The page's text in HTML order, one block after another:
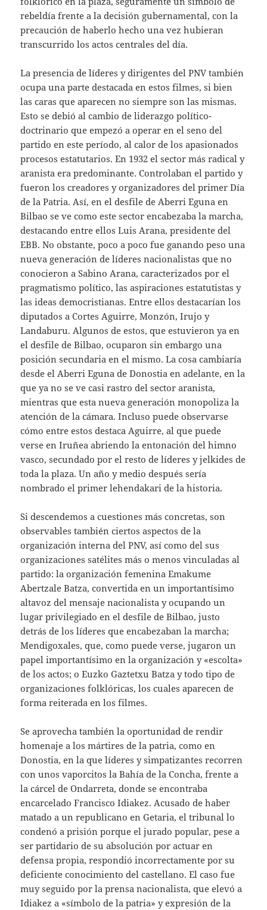
rebeldía frente a la decisión gubernamental, con la
precaución de haberlo hecho una vez hubieran
transcurrido los actos centrales del día.
La presencia de líderes y dirigentes del PNV también
ocupa una parte destacada en estos filmes, si bien
las caras que aparecen no siempre son las mismas.
Esto se debió al cambio de liderazgo político-
doctrinario que empezó a operar en el seno del
partido en este período, al calor de los apasionados
procesos estatutarios. En 1932 el sector más radical y
aranista era predominante. Controlaban el partido y
fueron los creadores y organizadores del primer Día
de la Patria. Así, en el desfile de Aberri Eguna en
Bilbao se ve como este sector encabezaba la marcha,
destacando entre ellos Luis Arana, presidente del
EBB. No obstante, poco a poco fue ganando peso una
nueva generación de líderes nacionalistas que no
conocieron a Sabino Arana, caracterizados por el
pragmatismo político, las aspiraciones estatutistas y
las ideas democristianas. Entre ellos destacarían los
diputados a Cortes Aguirre, Monzón, Irujo y
Landaburu. Algunos de estos, que estuvieron ya en
el desfile de Bilbao, ocuparon sin embargo una
posición secundaria en el mismo. La cosa cambiaría
desde el Aberri Eguna de Donostia en adelante, en la
que ya no se ve casi rastro del sector aranista,
mientras que esta nueva generación monopoliza la
atención de la cámara. Incluso puede observarse
cómo entre estos destaca Aguirre, al que puede
verse en Iruñea abriendo la entonación del himno
vasco, secundado por el resto de líderes y jelkides de
toda la plaza. Un año y medio después sería
nombrado el primer lehendakari de la historia.
Si descendemos a cuestiones más concretas, son
observables también ciertos aspectos de la
organización interna del PNV, así como del sus
organizaciones satélites más o menos vinculadas al
partido: la organización femenina Emakume
Abertzale Batza, convertida en un importantísimo
altavoz del mensaje nacionalista y ocupando un
lugar privilegiado en el desfile de Bilbao, justo
detrás de los líderes que encabezaban la marcha;
Mendigoxales, que, como puede verse, jugaron un
papel importantísimo en la organización y «escolta»
de los actos; o Euzko Gaztetxu Batza y todo tipo de
organizaciones folklóricas, los cuales aparecen de
forma reiterada en los filmes.
Se aprovecha también la oportunidad de rendir
homenaje a los mártires de la patria, como en
Donostia, en la que líderes y simpatizantes recorren
con unos vaporcitos la Bahía de la Concha, frente a
la cárcel de Ondarreta, donde se encontraba
encarcelado Francisco Idiakez. Acusado de haber
matado a un republicano en Getaria, el tribunal lo
condenó a prisión porque el jurado popular, pese a
ser partidario de su absolución por actuar en
defensa propia, respondió incorrectamente por su
deficiente conocimiento del castellano. El caso fue
muy seguido por la prensa nacionalista, que elevó a
Idiakez a «símbolo de la patria» y expresión de la